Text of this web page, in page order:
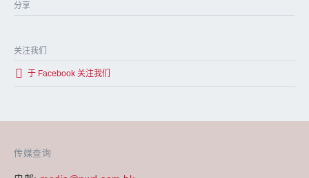
传媒查询
分享
关注我们
于 Facebook 关注我们